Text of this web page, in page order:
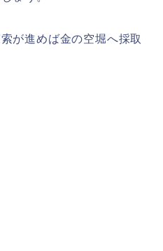
が進めば金の空堀へ採取